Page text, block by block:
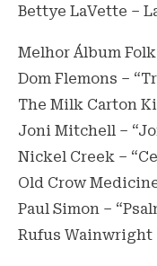
Bettye LaVette –
Melhor Álbum Folk
Dom Flemons –
The Milk Carton
Joni Mitchell –
Nickel Creek –
Old Crow
Paul Simon –
Rufus Wainwright